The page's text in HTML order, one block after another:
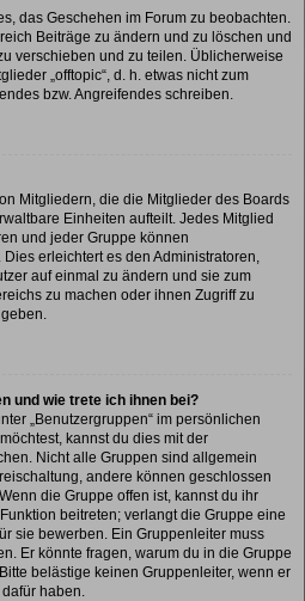
das Geschehen im Forum zu beobachten.
Beiträge zu ändern und zu löschen und
verschieben und zu teilen. Üblicherweise
„offtopic“, d. h. etwas nicht zum
bzw. Angreifendes schreiben.
Mitgliedern, die die Mitglieder des Boards
Einheiten aufteilt. Jedes Mitglied
und jeder Gruppe können
erleichtert es den Administratoren,
auf einmal zu ändern und sie zum
zu machen oder ihnen Zugriff zu
und wie trete ich ihnen bei?
„Benutzergruppen“ im persönlichen
kannst du dies mit der
Nicht alle Gruppen sind allgemein
andere können geschlossen
die Gruppe offen ist, kannst du ihr
beitreten; verlangt die Gruppe eine
sie bewerben. Ein Gruppenleiter muss
Er könnte fragen, warum du in die Gruppe
belästige keinen Gruppenleiter, wenn er
haben.